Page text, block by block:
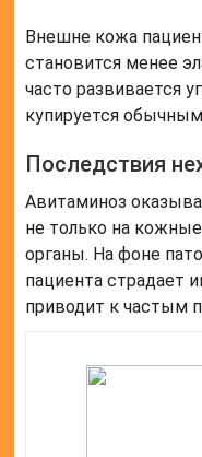
Внешне кожа
становится менее
часто развивается
купируется
Последствия
Авитаминоз
не только на
органы. На фоне
пациента страдает
приводит к частым